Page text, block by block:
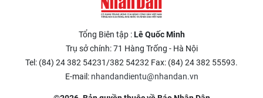
Tổng Biên tập :Lê Quốc Minh
Trụ sở chính: 71 Hàng Trống - Hà Nội
Tel: (84) 24 382 54231/382 54232 Fax: (84) 24 382 55593.
E-mail: nhandandientu@nhandan.vn